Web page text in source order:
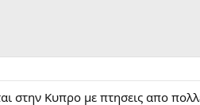
στην Κυπρο με πτησεις απο